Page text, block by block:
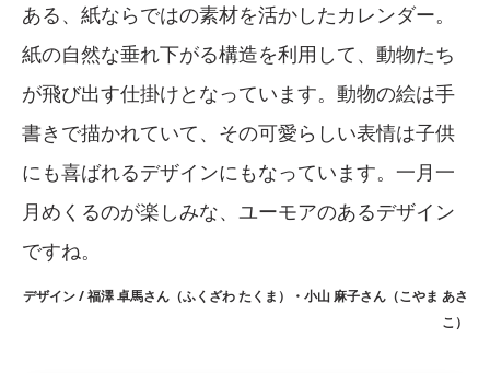
ある、紙ならではの素材を活かしたカレンダー。
紙の自然な垂れ下がる構造を利用して、動物たち
が飛び出す仕掛けとなっています。動物の絵は手
書きで描かれていて、その可愛らしい表情は子供
にも喜ばれるデザインにもなっています。一月一
月めくるのが楽しみな、ユーモアのあるデザイン
ですね。
デザイン / 福澤 卓馬さん（ふくざわ たくま）・小山 麻子さん（こやま あさ
こ）